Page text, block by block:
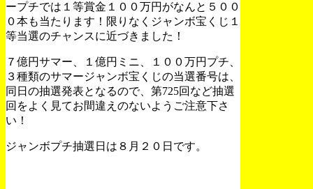
ープチでは１等賞金１００万円がなんと５００
０本も当たります！限りなくジャンボ宝くじ１
等当選のチャンスに近づきました！
７億円サマー、１億円ミニ、１００万円プチ、
３種類のサマージャンボ宝くじの当選番号は、
同日の抽選発表となるので、第725回など抽選
回をよく見てお間違えのないようご注意下さ
い！
ジャンボプチ抽選日は８月２０日です。